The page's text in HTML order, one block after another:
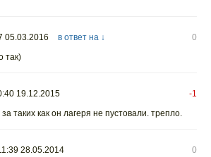
05.03.2016 в ответ на ↓
0
так)
19.12.2015
-1
таких как он лагеря не пустовали. трепло.
28.05.2014
0